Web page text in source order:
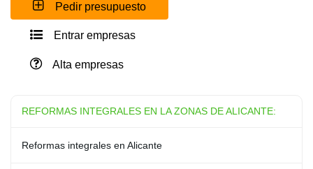
Pedir presupuesto
Entrar empresas
Alta empresas
REFORMAS INTEGRALES EN LA ZONAS DE ALICANTE:
Reformas integrales en Alicante